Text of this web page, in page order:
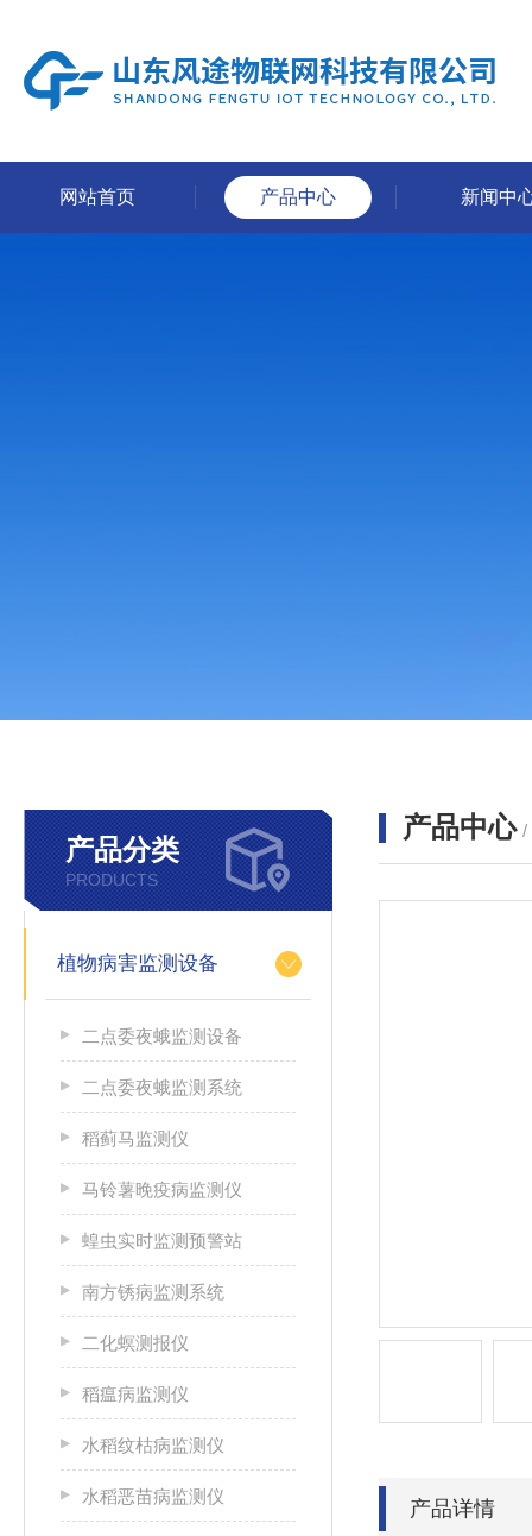
网站首页 产品中心 新闻中
产品分类
PRODUCTS
植物病害监测设备
二点委夜蛾监测设备
二点委夜蛾监测系统
稻蓟马监测仪
马铃薯晚疫病监测仪
蝗虫实时监测预警站
南方锈病监测系统
二化螟测报仪
稻瘟病监测仪
水稻纹枯病监测仪
水稻恶苗病监测仪
产品中心 /
产品详情